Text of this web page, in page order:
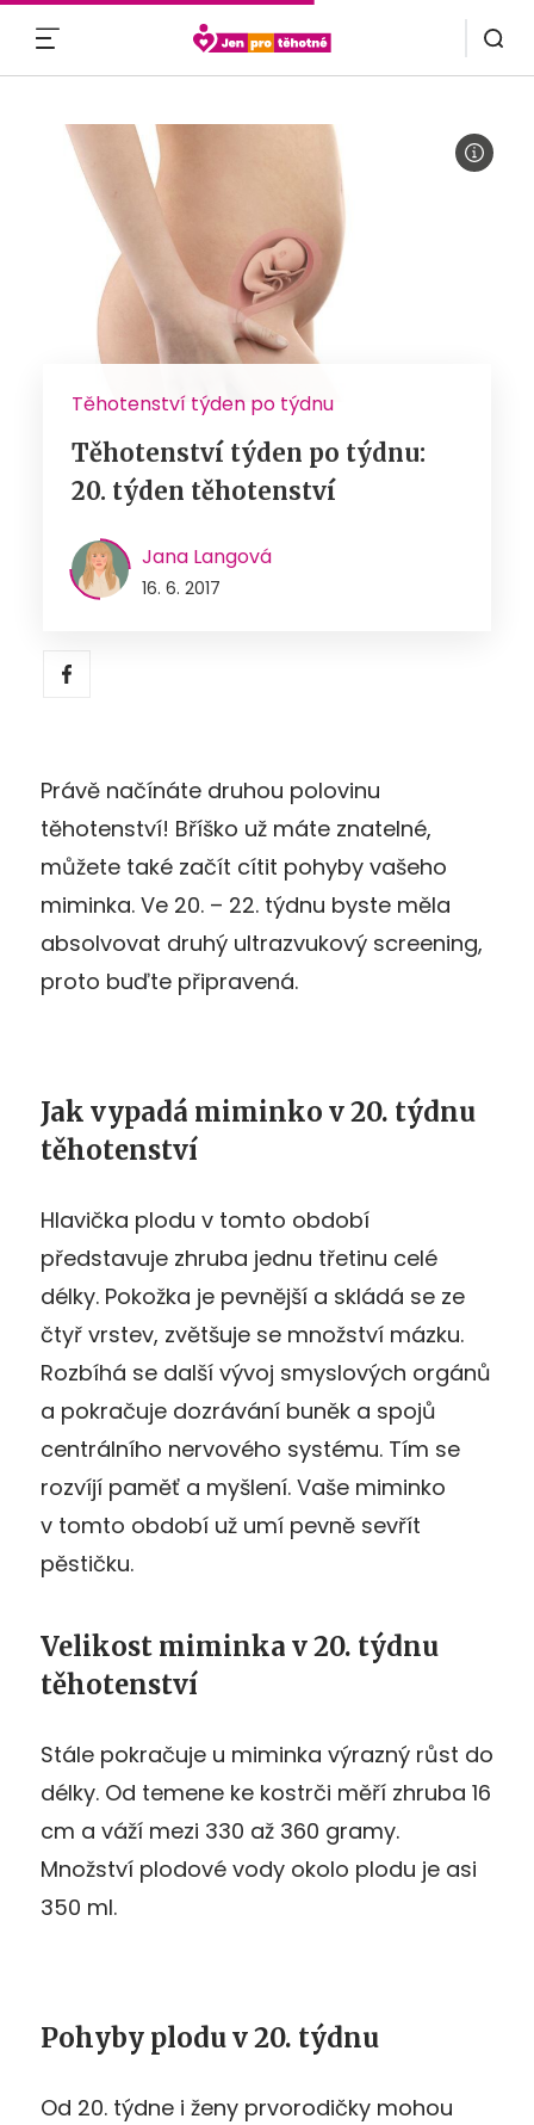
Těhotenství týden po týdnu
Těhotenství týden po týdnu:
20. týden těhotenství
Jana Langová
16. 6. 2017
Právě načínáte druhou polovinu
těhotenství! Bříško už máte znatelné,
můžete také začít cítit pohyby vašeho
miminka. Ve 20. – 22. týdnu byste měla
absolvovat druhý ultrazvukový screening,
proto buďte připravená.
Jak vypadá miminko v 20. týdnu
těhotenství
Hlavička plodu v tomto období
představuje zhruba jednu třetinu celé
délky. Pokožka je pevnější a skládá se ze
čtyř vrstev, zvětšuje se množství mázku.
Rozbíhá se další vývoj smyslových orgánů
a pokračuje dozrávání buněk a spojů
centrálního nervového systému. Tím se
rozvíjí paměť a myšlení. Vaše miminko
v tomto období už umí pevně sevřít
pěstičku.
Velikost miminka v 20. týdnu
těhotenství
Stále pokračuje u miminka výrazný růst do
délky. Od temene ke kostrči měří zhruba 16
cm a váží mezi 330 až 360 gramy.
Množství plodové vody okolo plodu je asi
350 ml.
Pohyby plodu v 20. týdnu
Od 20. týdne i ženy prvorodičky mohou